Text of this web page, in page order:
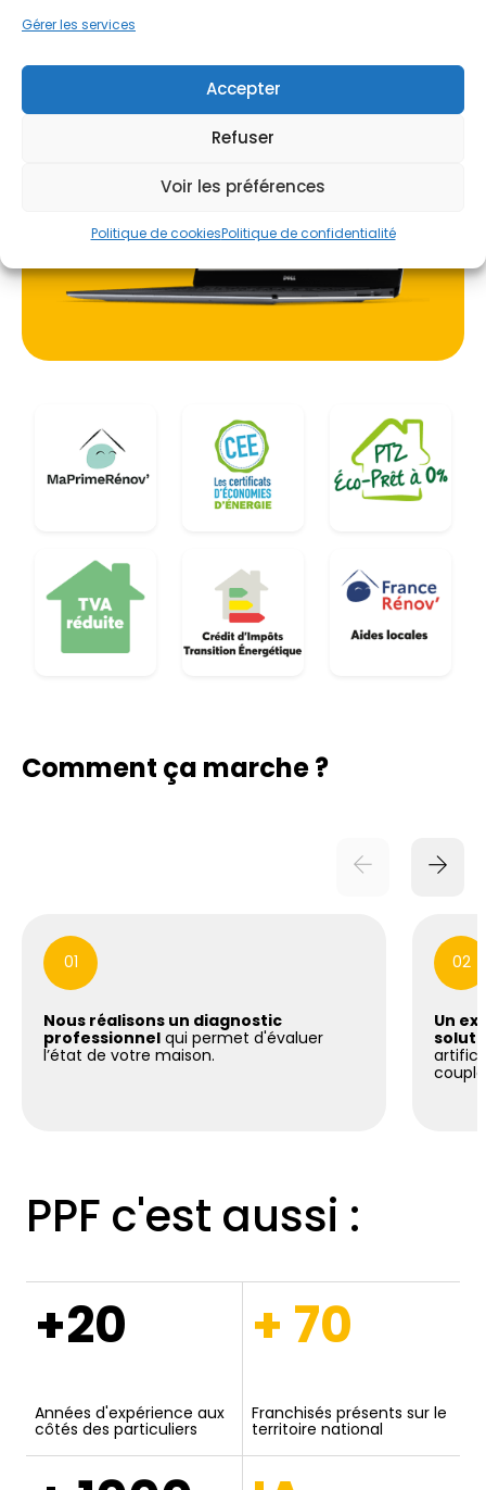
Gérer les services
Accepter
Refuser
Voir les préférences
Politique de cookiesPolitique de confidentialité
pour maximiser vos aides !
Je prends rdv !
Comment ça marche ?
01
Nous réalisons un diagnostic
professionnel qui permet d'évaluer
l’état de votre maison.
02
Un
PPF c'est aussi :
+20
Années d'expérience aux
côtés des particuliers
+ 70
Franchisés présents sur le
territoire national